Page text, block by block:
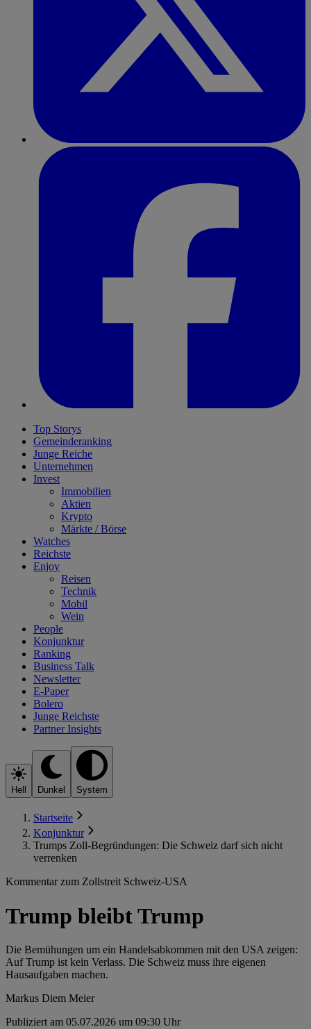
Top Storys
Gemeinderanking
Junge Reiche
Unternehmen
Invest
Immobilien
Aktien
Krypto
Märkte / Börse
Watches
Reichste
Enjoy
Reisen
Technik
Mobil
Wein
People
Konjunktur
Ranking
Business Talk
Newsletter
E-Paper
Bolero
Junge Reichste
Partner Insights
Hell Dunkel System
Startseite
Konjunktur
Trumps Zoll-Begründungen: Die Schweiz darf sich nicht
verrenken
Kommentar zum Zollstreit Schweiz-USA
Trump bleibt Trump
Die Bemühungen um ein Handelsabkommen mit den USA zeigen:
Auf Trump ist kein Verlass. Die Schweiz muss ihre eigenen
Hausaufgaben machen.
Markus Diem Meier
Publiziert am 05.07.2026 um 09:30 Uhr